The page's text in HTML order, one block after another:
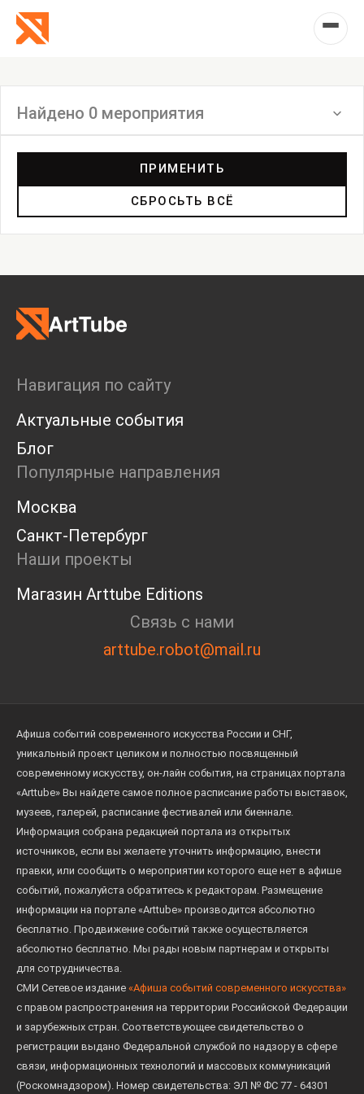
Найдено 0 мероприятия
Дискуссия
Пост-релиз
Пресс-конференция
Ярмарка
Open call
Экскурсия
Дискуссия
Cosmoscow 2024
Blazar 2024
Встречи
Круглый стол
ПРИМЕНИТЬ
СБРОСЬТЬ ВСЁ
Навигация по сайту
Актуальные события
Блог
Популярные направления
Москва
Санкт-Петербург
Наши проекты
Магазин Arttube Editions
Связь с нами
arttube.robot@mail.ru
Афиша событий современного искусства России и СНГ,
уникальный проект целиком и полностью посвященный
современному искусству, он-лайн события, на страницах портала
«Arttube» Вы найдете самое полное расписание работы выставок,
музеев, галерей, расписание фестивалей или биеннале.
Информация собрана редакцией портала из открытых
источников, если вы желаете уточнить информацию, внести
правки, или сообщить о мероприятии которого еще нет в афише
событий, пожалуйста обратитесь к редакторам. Размещение
информации на портале «Arttube» производится абсолютно
бесплатно. Продвижение событий также осуществляется
абсолютно бесплатно. Мы рады новым партнерам и открыты
для сотрудничества.
СМИ Сетевое издание «Афиша событий современного искусства»
с правом распространения на территории Российской Федерации
и зарубежных стран. Соответствующее свидетельство о
регистрации выдано Федеральной службой по надзору в сфере
связи, информационных технологий и массовых коммуникаций
(Роскомнадзором). Номер свидетельства: ЭЛ № ФС 77 - 64301